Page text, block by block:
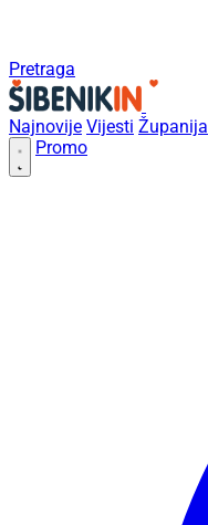
Pretraga
Najnovije Vijesti Županija
Promo